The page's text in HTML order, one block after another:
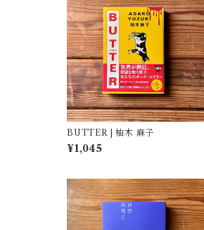
BUTTER | 柚木 麻子
¥1,045